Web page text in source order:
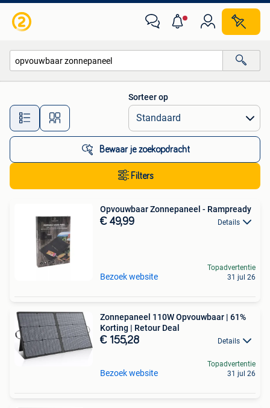
Alle afstanden…
Sorteer op
Bewaar je zoekopdracht
Filters
Opvouwbaar Zonnepaneel - Rampready
€ 49,99 Details
Bezoek website
Topadvertentie
31 jul 26
Zonnepaneel 110W Opvouwbaar | 61%
Korting | Retour Deal
€ 155,28 Details
Bezoek website
Topadvertentie
31 jul 26